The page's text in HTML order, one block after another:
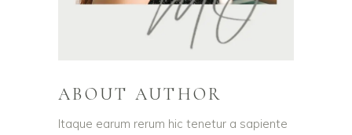
ABOUT AUTHOR
Itaque earum rerum hic tenetur a sapiente